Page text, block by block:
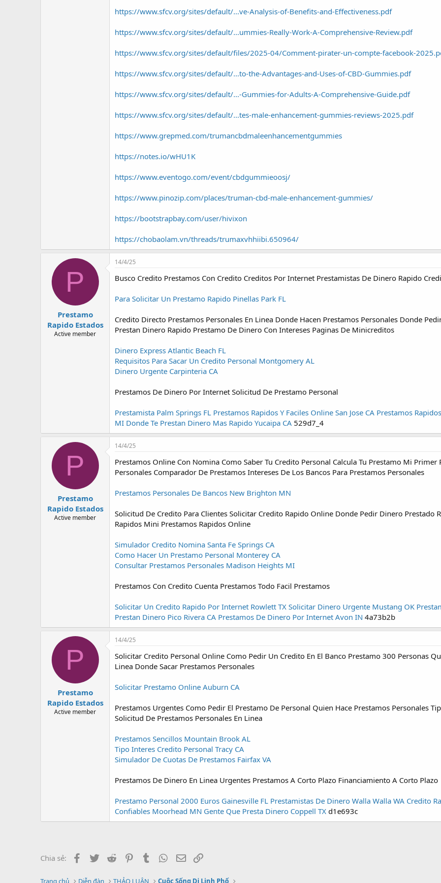
https://www.sfcv.org/sites/default/...ve-Analysis-of-Benefits-and-Effectiveness.pdf
https://www.sfcv.org/sites/default/...ummies-Really-Work-A-Comprehensive-Review.pdf
https://www.sfcv.org/sites/default/files/2025-04/Comment-pirater-un-compte-facebook-
https://www.sfcv.org/sites/default/...to-the-Advantages-and-Uses-of-CBD-Gummies.pdf
https://www.sfcv.org/sites/default/...-Gummies-for-Adults-A-Comprehensive-Guide.pdf
https://www.sfcv.org/sites/default/...tes-male-enhancement-gummies-reviews-2025.pdf
https://www.grepmed.com/trumancbdmaleenhancementgummies
https://notes.io/wHU1K
https://www.eventogo.com/event/cbdgummieoosj/
https://www.pinozip.com/places/truman-cbd-male-enhancement-gummies/
https://bootstrapbay.com/user/hivixon
https://chobaolam.vn/threads/trumaxvhhiibi.650964/
P
Prestamo
Rapido Estados
Active member
14/4/25
Busco Credito Prestamos Con Credito Creditos Por Internet Prestamistas De Dinero Rapido
Para Solicitar Un Prestamo Rapido Pinellas Park FL
Credito Directo Prestamos Personales En Linea Donde Hacen Prestamos Personales Donde
Prestan Dinero Rapido Prestamo De Dinero Con Intereses Paginas De Minicreditos
Dinero Express Atlantic Beach FL
Requisitos Para Sacar Un Credito Personal Montgomery AL
Dinero Urgente Carpinteria CA
Prestamos De Dinero Por Internet Solicitud De Prestamo Personal
Prestamista Palm Springs FL Prestamos Rapidos Y Faciles Online San Jose CA Prestamos
MI Donde Te Prestan Dinero Mas Rapido Yucaipa CA 529d7_4
P
Prestamo
Rapido Estados
Active member
14/4/25
Prestamos Online Con Nomina Como Saber Tu Credito Personal Calcula Tu Prestamo Mi
Personales Comparador De Prestamos Intereses De Los Bancos Para Prestamos Personales
Prestamos Personales De Bancos New Brighton MN
Solicitud De Credito Para Clientes Solicitar Credito Rapido Online Donde Pedir Dinero
Rapidos Mini Prestamos Rapidos Online
Simulador Credito Nomina Santa Fe Springs CA
Como Hacer Un Prestamo Personal Monterey CA
Consultar Prestamos Personales Madison Heights MI
Prestamos Con Credito Cuenta Prestamos Todo Facil Prestamos
Solicitar Un Credito Rapido Por Internet Rowlett TX Solicitar Dinero Urgente Mustang OK
Prestan Dinero Pico Rivera CA Prestamos De Dinero Por Internet Avon IN 4a73b2b
P
Prestamo
Rapido Estados
Active member
14/4/25
Solicitar Credito Personal Online Como Pedir Un Credito En El Banco Prestamo 300 Personas
Linea Donde Sacar Prestamos Personales
Solicitar Prestamo Online Auburn CA
Prestamos Urgentes Como Pedir El Prestamo De Personal Quien Hace Prestamos Personales
Solicitud De Prestamos Personales En Linea
Prestamos Sencillos Mountain Brook AL
Tipo Interes Credito Personal Tracy CA
Simulador De Cuotas De Prestamos Fairfax VA
Prestamos De Dinero En Linea Urgentes Prestamos A Corto Plazo Financiamiento A Corto Plazo
Prestamo Personal 2000 Euros Gainesville FL Prestamistas De Dinero Walla Walla WA Credito
Confiables Moorhead MN Gente Que Presta Dinero Coppell TX d1e693c
Chia sẻ: Facebook
Twitter Reddit PinterestTumblrWhatsApp
Email
Trang chủ Diễn đàn THẢO LUẬN Cuộc Sống Di Linh Phố